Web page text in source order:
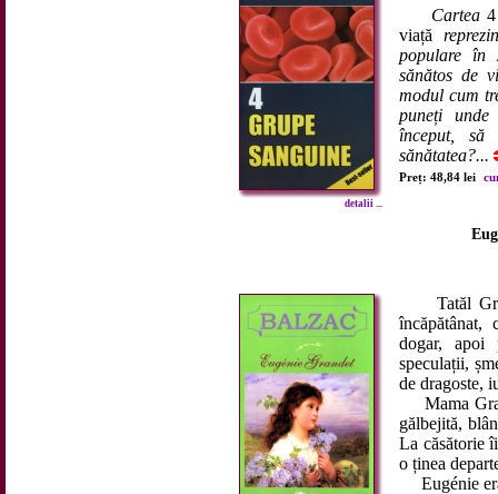
detalii ...
Cartea
viață
populare în
sănătos de
modul cum
puneți
început,
sănătatea?...
Preț: 48,84 lei
Tatăl
încăpătânat,
dogar, apoi
speculații,
de dragoste,
Mama
gălbejită,
La căsătorie
o ținea
Eugénie